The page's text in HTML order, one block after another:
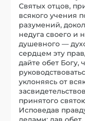
Святых отцов,
всякого учения
разумений,
недуга своего и
душевного —
сердцем эту
дайте обет Богу,
уклоняясь от
принятого
Исповедав